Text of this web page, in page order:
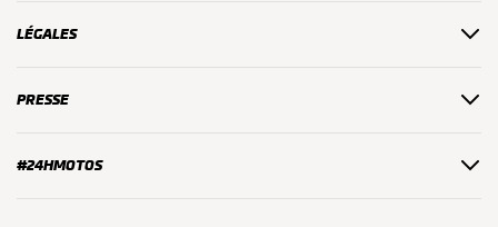
LÉGALES
PRESSE
#24HMOTOS